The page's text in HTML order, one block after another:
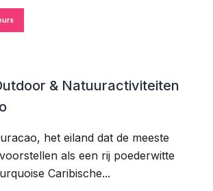
& Natuuractiviteiten
het eiland dat de meeste
als een rij poederwitte
Caribische...